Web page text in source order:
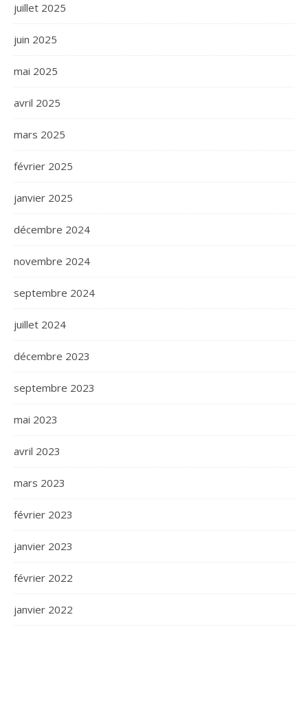
juillet 2025
juin 2025
mai 2025
avril 2025
mars 2025
février 2025
janvier 2025
décembre 2024
novembre 2024
septembre 2024
juillet 2024
décembre 2023
septembre 2023
mai 2023
avril 2023
mars 2023
février 2023
janvier 2023
février 2022
janvier 2022